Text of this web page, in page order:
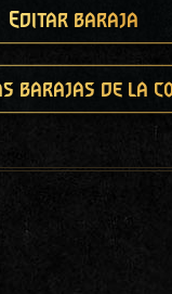
Editar baraja
barajas de la